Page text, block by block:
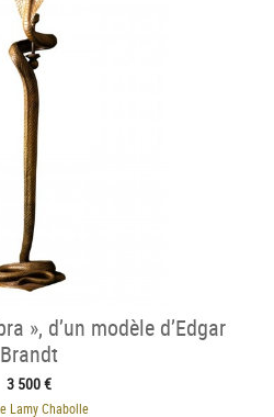
», d’un modèle d’Edgar
Brandt
3 500 €
Lamy Chabolle